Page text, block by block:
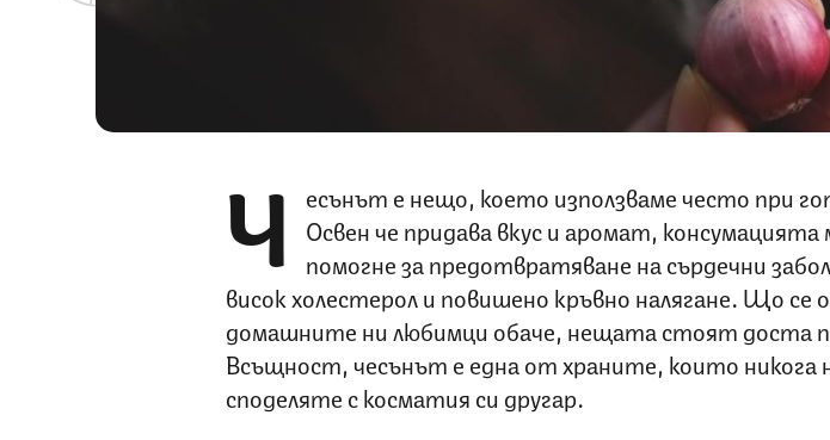
Ч
есънът е нещо, което използваме често при
Освен че придава вкус и аромат,
помогне за предотвратяване на сърдечни
висок холестерол и повишено кръвно налягане. Що се
домашните ни любимци обаче, нещата стоят доста
Всъщност, чесънът е една от храните, които никога
споделяте с косматия си другар.